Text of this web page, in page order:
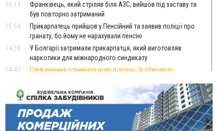
16:14
Франківець, який стріляв біля АЗС, вийшов під заставу та
був повторно затриманий
15:54
Прикарпатець прийшов у Пенсійний та заявив поліції про
гранату, бо йому не нарахували пенсію
14:59
У Болгарії затримали прикарпатця, який виготовляв
наркотики для міжнародного синдикату
14:47
Стефанішина отримала нову підозру. Їй обирають
14:02
«Пілот з Лондона» видурив у жительки Коломийщини
майже 64 тисячі гривень
13:13
У четвер на Прикарпатті очікується сильна спека до 39°
13:00
На Снятинщині спіймали чоловіка, який зливав з цистерни